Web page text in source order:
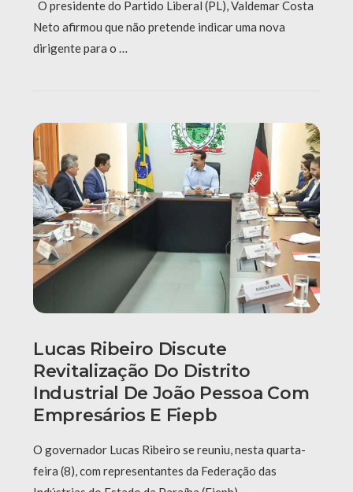
O presidente do Partido Liberal (PL), Valdemar Costa
Neto afirmou que não pretende indicar uma nova
dirigente para o …
Lucas Ribeiro Discute
Revitalização Do Distrito
Industrial De João Pessoa Com
Empresários E Fiepb
O governador Lucas Ribeiro se reuniu, nesta quarta-
feira (8), com representantes da Federação das